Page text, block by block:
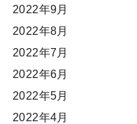
2022年9月
2022年8月
2022年7月
2022年6月
2022年5月
2022年4月